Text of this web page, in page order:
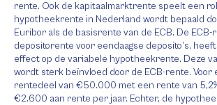
rente. Ook de kapitaalmarktrente speelt een
hypotheekrente in Nederland wordt bepaald
Euribor als de basisrente van de ECB. De
depositorente voor eendaagse deposito’s,
effect op de variabele hypotheekrente. Deze
wordt sterk beïnvloed door de ECB-rente. Voor
rentedeel van €50.000 met een rente van
€2.600 aan rente per jaar. Echter, de